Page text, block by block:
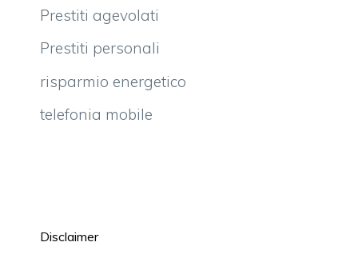
Prestiti agevolati
Prestiti personali
risparmio energetico
telefonia mobile
Disclaimer